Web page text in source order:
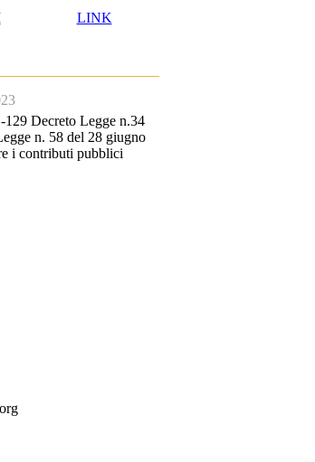
LINK
Decreto Legge n.34
n. 58 del 28 giugno
i contributi pubblici